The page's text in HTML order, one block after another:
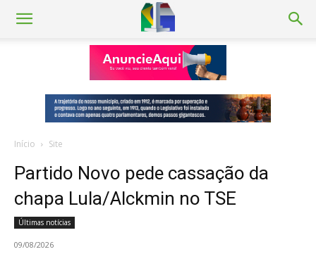
Início Site
Partido Novo pede cassação da
chapa Lula/Alckmin no TSE
Últimas notícias
09/08/2026